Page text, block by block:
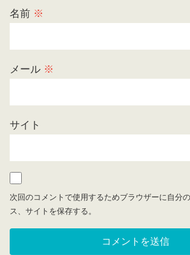
名前 ※
メール ※
サイト
次回のコメントで使用するためブラウザーに自分
ス、サイトを保存する。